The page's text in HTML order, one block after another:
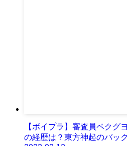
【ボイプラ】審査員ペクグ
の経歴は？東方神起のバッ